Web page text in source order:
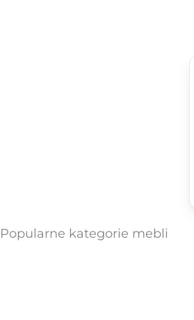
Popularne kategorie mebli